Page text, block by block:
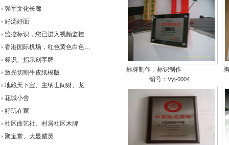
强军文化长廊
好汤好面
监控标识，您已进入视频监控…
香港国际机场，红色黄色白色…
标识、指示刻字牌
激光切割牛皮纸模版
地藏天下宝、主纳世间财、龙…
花城小舍
好玩在家
社区曲艺社、村居社区木牌
聚宝堂、大显威灵
标牌制作，标识制作
编号： Vyj-0004